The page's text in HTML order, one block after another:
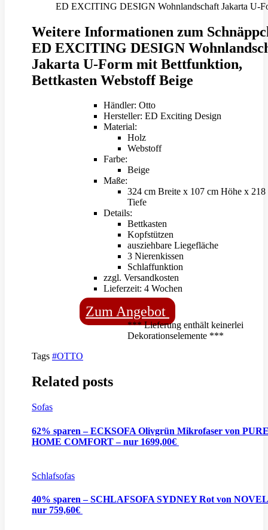
ED EXCITING DESIGN Wohnlandschaft Jakarta U-
Weitere Informationen zum
ED EXCITING DESIGN
Jakarta U-Form mit Bettfunktion,
Bettkasten Webstoff Beige
Händler: Otto
Hersteller: ED Exciting Design
Material:
Holz
Webstoff
Farbe:
Beige
Maße:
324 cm Breite x 107 cm Höhe x 218
Tiefe
Details:
Bettkasten
Kopfstützen
ausziehbare Liegefläche
3 Nierenkissen
Schlaffunktion
zzgl. Versandkosten
Lieferzeit: 4 Wochen
Zum Angebot
*** Lieferung enthält keinerlei
Dekorationselemente ***
Tags #OTTO
Related posts
Sofas
62% sparen – ECKSOFA Olivgrün Mikrofaser von
HOME COMFORT – nur 1699,00€
Schlafsofas
40% sparen – SCHLAFSOFA SYDNEY Rot von
nur 759,60€